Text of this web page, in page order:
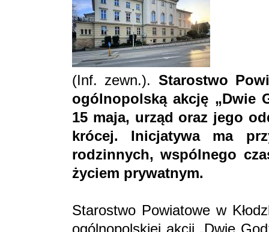
(Inf. zewn.). Starostwo
ogólnopolską akcję „Dwie
15 maja, urząd oraz jego
krócej. Inicjatywa ma
rodzinnych, wspólnego
życiem prywatnym.
Starostwo Powiatowe w
ogólnopolskiej akcji „Dwie